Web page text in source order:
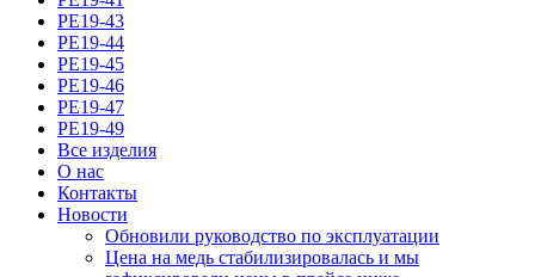
РЕ19-43
РЕ19-44
РЕ19-45
РЕ19-46
РЕ19-47
РЕ19-49
Все изделия
О нас
Контакты
Новости
Обновили руководство по эксплуатации
Цена на медь стабилизировалась и мы